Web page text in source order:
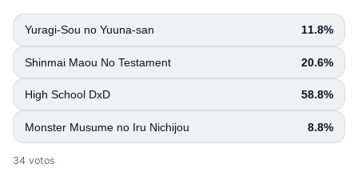
Yuragi-Sou no Yuuna-san 11.8%
Shinmai Maou No Testament 20.6%
High School DxD 58.8%
Monster Musume no Iru Nichijou 8.8%
34 votos